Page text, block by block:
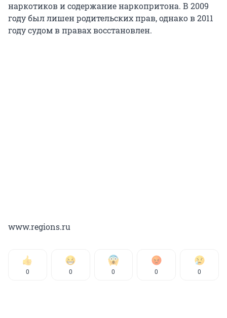
наркотиков и содержание наркопритона. В 2009
году был лишен родительских прав, однако в 2011
году судом в правах восстановлен.
www.regions.ru
0 0 0 0 0